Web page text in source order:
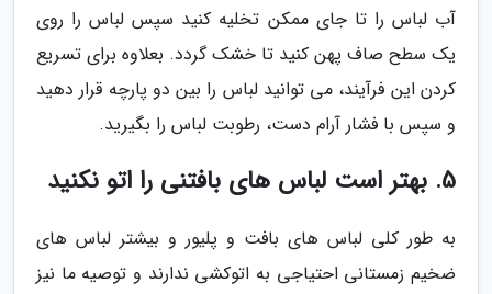
آب لباس را تا جای ممکن تخلیه کنید سپس لباس را روی
یک سطح صاف پهن کنید تا خشک گردد. بعلاوه برای تسریع
کردن این فرآیند، می توانید لباس را بین دو پارچه قرار دهید
و سپس با فشار آرام دست، رطوبت لباس را بگیرید.
5. بهتر است لباس های بافتنی را اتو نکنید
به طور کلی لباس های بافت و پلیور و بیشتر لباس های
ضخیم زمستانی احتیاجی به اتوکشی ندارند و توصیه ما نیز